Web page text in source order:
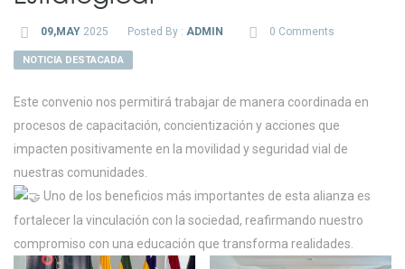
09,MAY2025 Posted By : ADMIN 0 Comments
NOTICIA DESTACADA
Este convenio nos permitirá trabajar de manera coordinada en
procesos de capacitación, concientización y acciones que
impacten positivamente en la movilidad y seguridad vial de
nuestras comunidades.
Uno de los beneficios más importantes de esta alianza es
fortalecer la vinculación con la sociedad, reafirmando nuestro
compromiso con una educación que transforma realidades.